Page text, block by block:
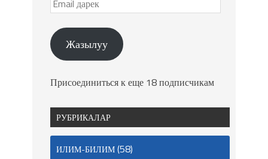
Жазылуу
Присоединиться к еще 18 подписчикам
РУБРИКАЛАР
ИЛИМ-БИЛИМ(58)